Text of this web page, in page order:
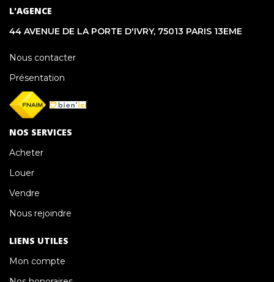
L'AGENCE
44 AVENUE DE LA PORTE D'IVRY, 75013 PARIS 13EME
Nous contacter
Présentation
NOS SERVICES
Acheter
Louer
Vendre
Nous rejoindre
LIENS UTILES
Mon compte